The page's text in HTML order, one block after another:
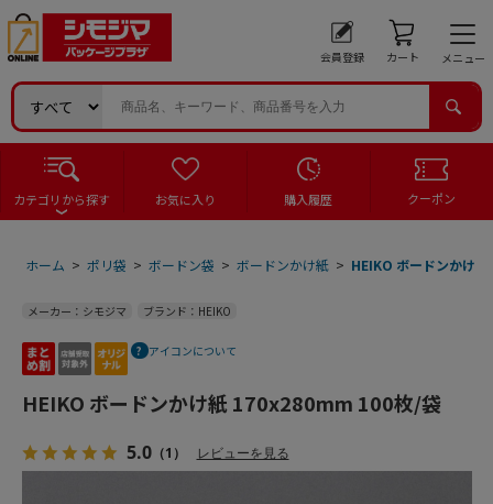
会員登録 カート メニュー
カテゴリから探す お気に入り 購入履歴 クーポン
ホーム > ポリ袋 > ボードン袋 > ボードンかけ紙 > HEIKO ボードンかけ
メーカー：シモジマ ブランド：HEIKO
アイコンについて
HEIKO ボードンかけ紙 170x280mm 100枚/袋
5.0（1） レビューを見る